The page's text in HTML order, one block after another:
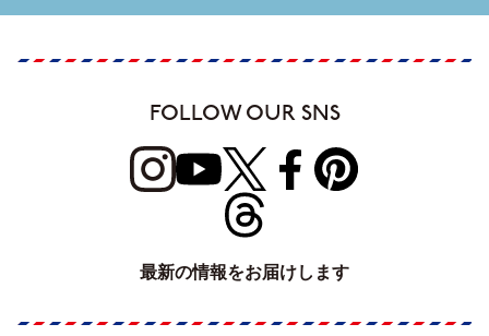
FOLLOW OUR SNS
最新の情報をお届けします